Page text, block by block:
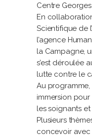
Centre
En
Scientifique de
l’agence
la Campagne,
s’est déroulée
lutte contre le
Au programme,
immersion
les soignants
Plusieurs
concevoir avec